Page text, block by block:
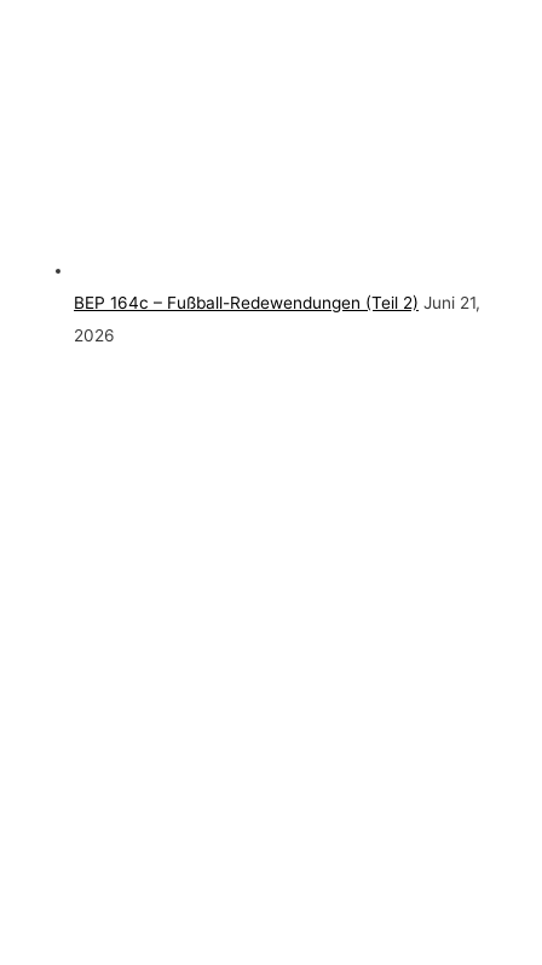
BEP 164c – Fußball-Redewendungen (Teil 2) Juni 21,
2026